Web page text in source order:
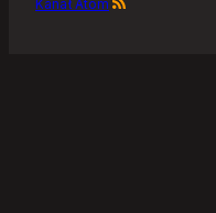
Kanał Atom